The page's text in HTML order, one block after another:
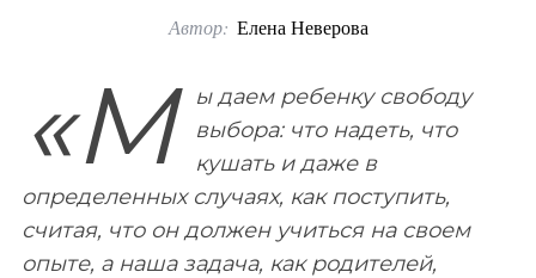
Автор: Елена Неверова
«М
ы даем ребенку свободу
выбора: что надеть, что
кушать и даже в
определенных случаях, как поступить,
считая, что он должен учиться на своем
опыте, а наша задача, как родителей,